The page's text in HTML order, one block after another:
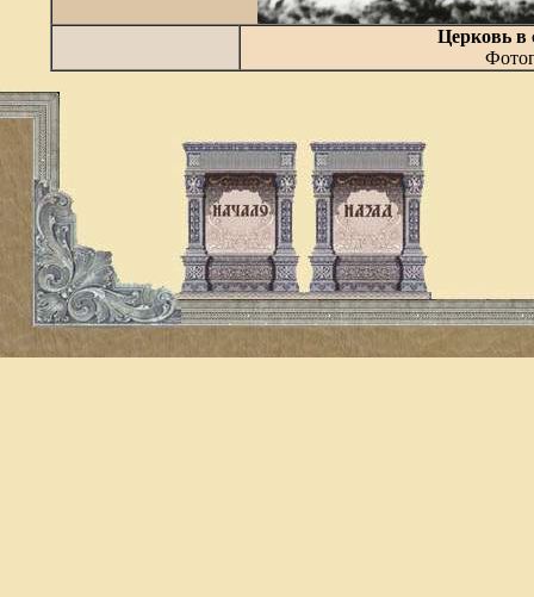
Церковь в